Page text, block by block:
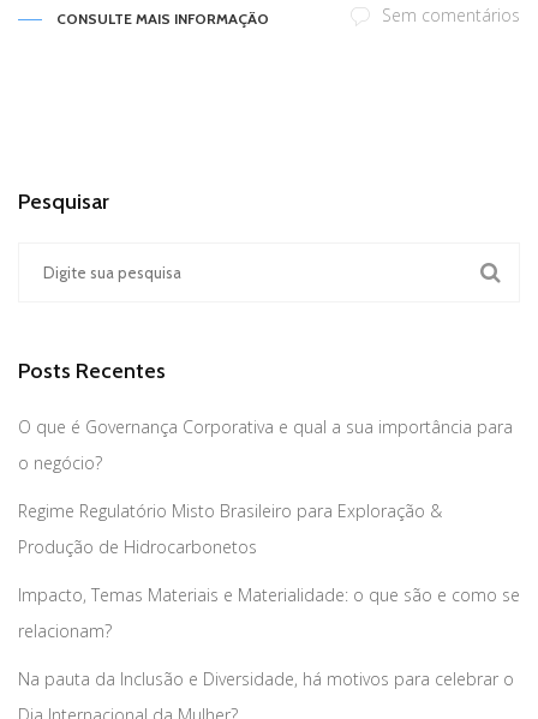
CONSULTE MAIS INFORMAÇÃO Sem comentários
Pesquisar
Posts Recentes
O que é Governança Corporativa e qual a sua importância para
o negócio?
Regime Regulatório Misto Brasileiro para Exploração &
Produção de Hidrocarbonetos
Impacto, Temas Materiais e Materialidade: o que são e como se
relacionam?
Na pauta da Inclusão e Diversidade, há motivos para celebrar o